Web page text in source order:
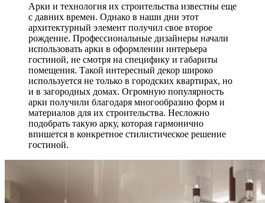
Арки и технология их строительства известны еще
с давних времен. Однако в наши дни этот
архитектурный элемент получил свое второе
рождение. Профессиональные дизайнеры начали
использовать арки в оформлении интерьера
гостиной, не смотря на специфику и габариты
помещения. Такой интересный декор широко
используется не только в городских квартирах, но
и в загородных домах. Огромную популярность
арки получили благодаря многообразию форм и
материалов для их строительства. Несложно
подобрать такую арку, которая гармонично
впишется в конкретное стилистическое решение
гостиной.